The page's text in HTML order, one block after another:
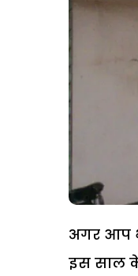
अगर आप
इस साल